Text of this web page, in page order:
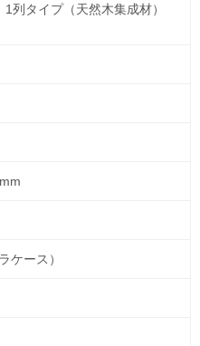
列タイプ（天然木集成材）
ケース）